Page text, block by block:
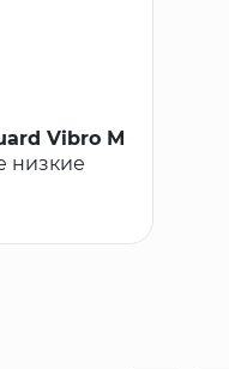
Vibro М
низкие